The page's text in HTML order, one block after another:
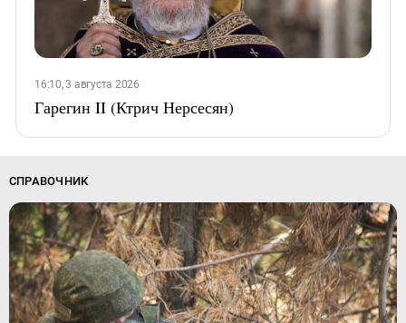
16:10, 3 августа 2026
Гарегин II (Ктрич Нерсесян)
СПРАВОЧНИК